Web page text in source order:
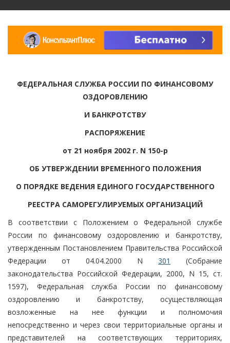
ФЕДЕРАЛЬНАЯ СЛУЖБА РОССИИ ПО ФИНАНСОВОМУ
ОЗДОРОВЛЕНИЮ
И БАНКРОТСТВУ
РАСПОРЯЖЕНИЕ
от 21 ноября 2002 г. N 150-р
ОБ УТВЕРЖДЕНИИ ВРЕМЕННОГО ПОЛОЖЕНИЯ
О ПОРЯДКЕ ВЕДЕНИЯ ЕДИНОГО ГОСУДАРСТВЕННОГО
РЕЕСТРА САМОРЕГУЛИРУЕМЫХ ОРГАНИЗАЦИЙ
В соответствии с Положением о Федеральной службе
России по финансовому оздоровлению и банкротству,
утвержденным Постановлением Правительства Российской
Федерации от 04.04.2000 N 301
(Собрание
законодательства Российской Федерации, 2000, N 15, ст.
1597), Федеральная служба России по финансовому
оздоровлению и банкротству, осуществляющая
возложенные на нее функции и полномочия
непосредственно и через свои территориальные органы и
представителей на соответствующих территориях,